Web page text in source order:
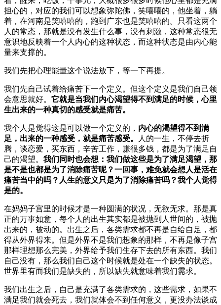
担心的，对应的我们可以想象弥陀佛，笑嘻嘻的，他坐着，躺
着，在河南是笑嘻嘻的，跑到广东也是笑嘻嘻的。只看这两个
人的常态，那就是没有发生什么事，没有刺激，这种常态很无
意识地反映着一个人内心的这种状态，而这种状态是由内心能
量来支撑的。
我们先把心理能量这个说法放下，等一下再提。
我们先自己试着给痛苦下一个定义。但这个定义是我们自己领
会意思就好。 它就是当我们内心渴望得不到满足的时候，心里
生出来的一种真切的感受就是痛苦。
我个人是觉得这是可以做一个定义的， 内心的渴望得不到满
足，出来的一种感受，就是痛苦感受。
人的一生，不停去折
腾，谈恋爱，买东西，辛苦工作，赚很多钱，都是为了满足自
己的渴望。 我们同时也会想：我们做这些是为了满足渴望，那
是不是也都是为了消除痛苦呢？一回事，难免就会想人是活在
痛苦当中的吗？人生的意义只是为了消除痛苦吗？我个人觉得
是的。
在妈妈子宫里的时候才是一种圆满的状况，无欲无求。那是真
正的万事如意，每个人的出生其实都是被抛到人世间的，被抛
出来的，被动的。出生之后，各类需求都不再是自给自足，都
得从外界得来。但是外界不是我们想象的那样，不再是像子宫
那样理想那么完美，外界给予我们生存下去的所有东西。我们
自己没有，那么我们自己这个时候就是处在一个缺失的状态。
世界里有而我们是缺失的，所以缺失就意味着我们需求。
我们出生之后，自己是充满了各类需求的，这些需求，如果不
满足我们就会死去，我们就体会不到任何意义，更没办法谈成